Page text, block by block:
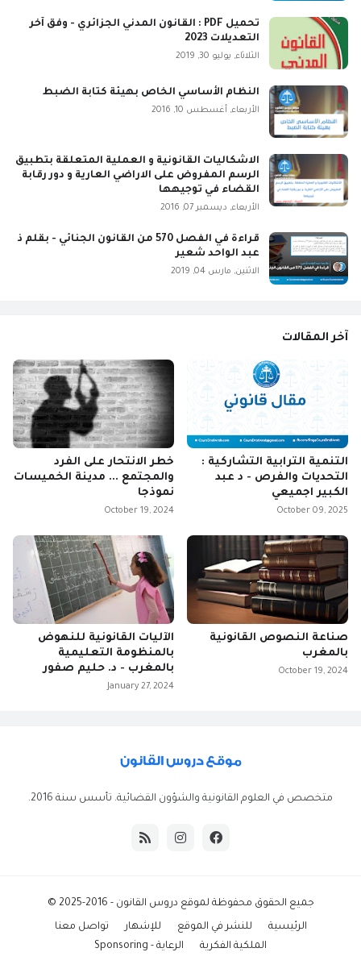
تحميل PDF : القانون المدني الجزائري - وفق آخر
التعديلات 2023
الثلاثاء, يوليو 30, 2019
النظام الأساسي الخاص بهيئة كتابة الضبط
الأربعاء, أغسطس 10, 2016
الاشكاليات القانونية و العملية المتعلقة بتطبيق
الرسم المفروض على الاراضي العارية و دور رقابة
القضاء في توجيهها
الأربعاء, ديسمبر 07, 2016
قراءة في الفصل 570 من القانون الجنائي - بقلم ذ
عبد الواحد شعير
الاثنين, مارس 04, 2019
آخر المقالات
التنمية الترابية التشاركية :
التحديات والفرص - د عبد
الكبير اجميعي
October 09, 2025
خطر الانتحار على الفرد
والمجتمع ... مدينة الخميسات
نموذجا
October 19, 2024
صناعة النصوص القانونية
بالمغرب
October 19, 2024
الآليات القانونية للنهوض
بالمنظومة التعليمية
بالمغرب - د. حليم صفور
January 27, 2024
متخصص في العلوم القانونية والشؤون القضائية. تأسس سنة 2016.
جميع الحقوق محفوظة لموقع دروس القانون- 2016-2025 ©
الرئيسية للنشر في الموقع للإشهار
تواصل معنا
الملكية الفكرية
الرعاية - Sponsoring